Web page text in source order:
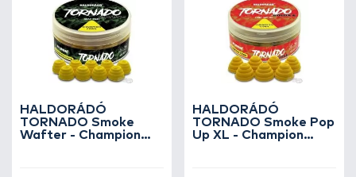
HALDORÁDÓ
TORNADO Smoke
Wafter - Champion
HALDORÁDÓ
TORNADO Smoke Pop
Up XL - Champion